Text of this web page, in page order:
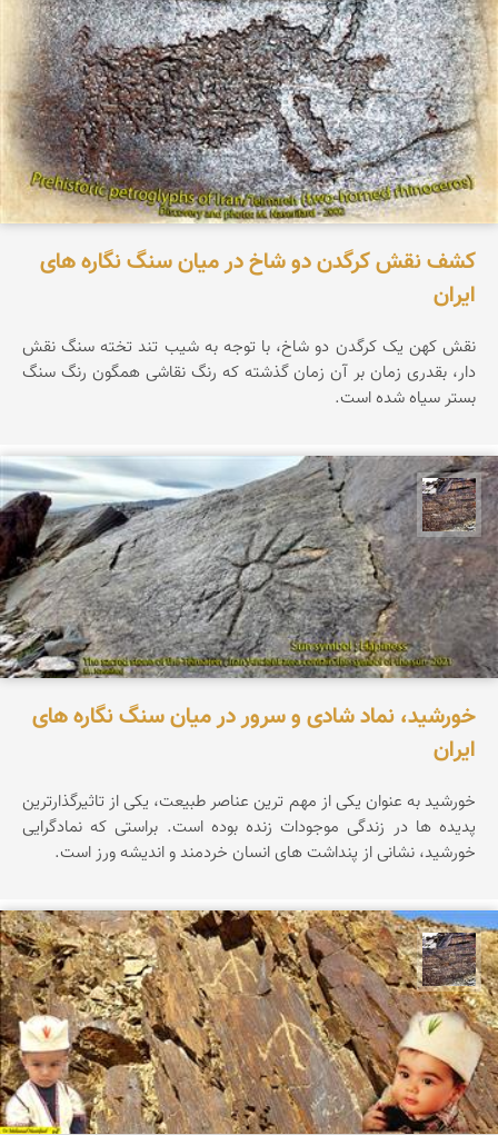
کشف نقش کرگدن دو شاخ در میان سنگ نگاره های
ایران
نقش کهن یک کرگدن دو شاخ، با توجه به شیب تند تخته سنگ نقش
دار، بقدری زمان بر آن زمان گذشته که رنگ نقاشی همگون رنگ سنگ
بستر سیاه شده است.
محمد ناصری فرد
خورشید، نماد شادی و سرور در میان سنگ نگاره های
ایران
خورشید به عنوان یکی از مهم ترین عناصر طبیعت، یکی از تاثیرگذارترین
پدیده ها در زندگی موجودات زنده بوده است. براستی که نمادگرایی
خورشید، نشانی از پنداشت های انسان خردمند و اندیشه ورز است.
محمد ناصری فرد